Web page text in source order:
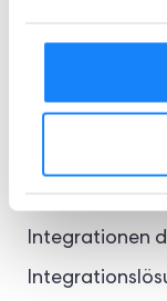
mehr mehr.
Die ISO-
bietet mit
Integrationen